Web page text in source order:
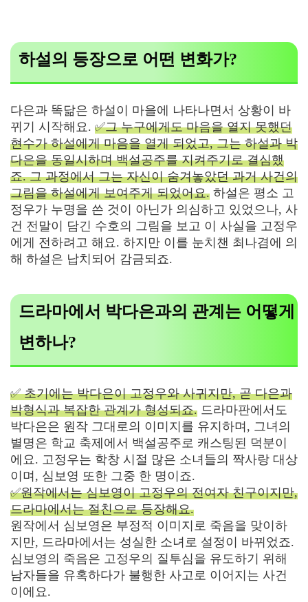
하설의 등장으로 어떤 변화가?
다은과 똑닮은 하설이 마을에 나타나면서 상황이 바
뀌기 시작해요. ✅그 누구에게도 마음을 열지 못했던
현수가 하설에게 마음을 열게 되었고, 그는 하설과 박
다은을 동일시하며 백설공주를 지켜주기로 결심했
죠. 그 과정에서 그는 자신이 숨겨놓았던 과거 사건의
그림을 하설에게 보여주게 되었어요. 하설은 평소 고
정우가 누명을 쓴 것이 아닌가 의심하고 있었으나, 사
건 전말이 담긴 수호의 그림을 보고 이 사실을 고정우
에게 전하려고 해요. 하지만 이를 눈치챈 최나겸에 의
해 하설은 납치되어 감금되죠.
드라마에서 박다은과의 관계는 어떻게
변하나?
✅ 초기에는 박다은이 고정우와 사귀지만, 곧 다은과
박형식과 복잡한 관계가 형성되죠. 드라마판에서도
박다은은 원작 그대로의 이미지를 유지하며, 그녀의
별명은 학교 축제에서 백설공주로 캐스팅된 덕분이
에요. 고정우는 학창 시절 많은 소녀들의 짝사랑 대상
이며, 심보영 또한 그중 한 명이죠.
✅원작에서는 심보영이 고정우의 전여자 친구이지만,
드라마에서는 절친으로 등장해요.
원작에서 심보영은 부정적 이미지로 죽음을 맞이하
지만, 드라마에서는 성실한 소녀로 설정이 바뀌었죠.
심보영의 죽음은 고정우의 질투심을 유도하기 위해
남자들을 유혹하다가 불행한 사고로 이어지는 사건
이에요.